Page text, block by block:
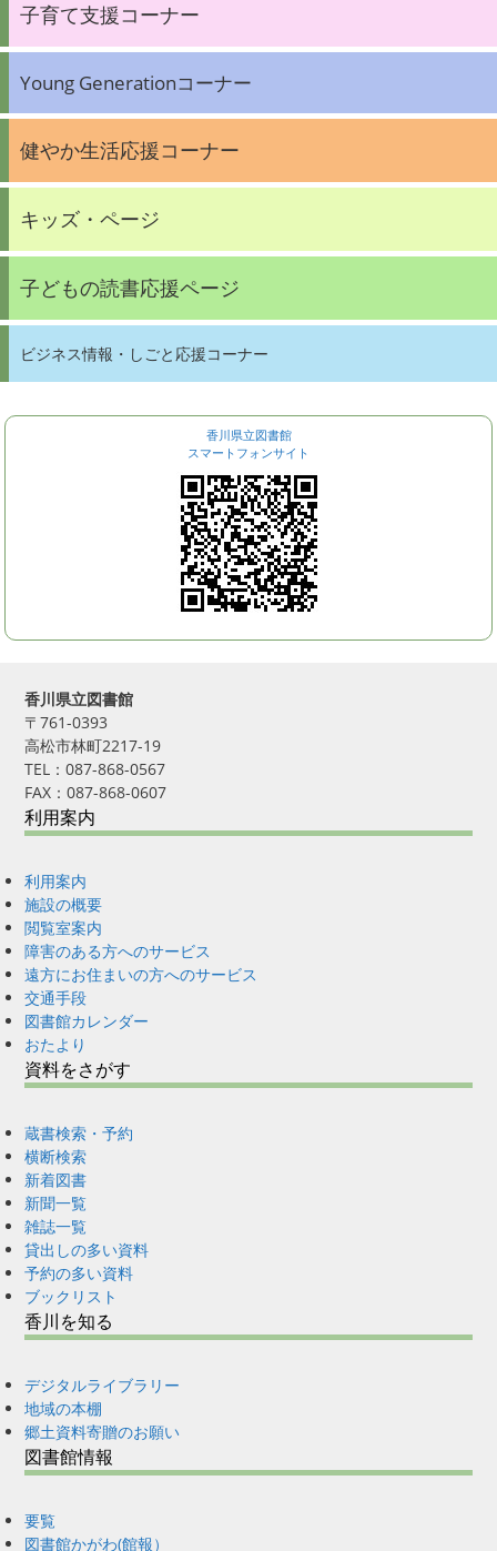
子育て支援コーナー
Young Generationコーナー
健やか生活応援コーナー
キッズ・ページ
子どもの読書応援ページ
ビジネス情報・しごと応援コーナー
香川県立図書館
スマートフォンサイト
香川県立図書館
〒761-0393
高松市林町2217-19
TEL：087-868-0567
FAX：087-868-0607
利用案内
利用案内
施設の概要
閲覧室案内
障害のある方へのサービス
遠方にお住まいの方へのサービス
交通手段
図書館カレンダー
おたより
資料をさがす
蔵書検索・予約
横断検索
新着図書
新聞一覧
雑誌一覧
貸出しの多い資料
予約の多い資料
ブックリスト
香川を知る
デジタルライブラリー
地域の本棚
郷土資料寄贈のお願い
図書館情報
要覧
図書館かがわ(館報）